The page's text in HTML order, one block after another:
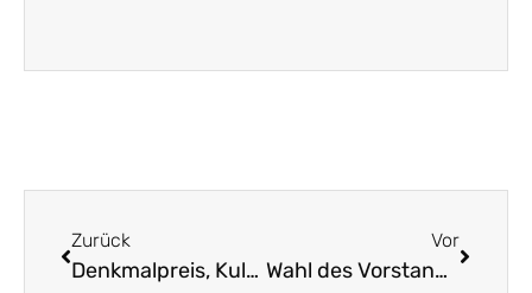
Zurück
Denkmalpreis, Kulturpreis, Wettbewerb: Preisträger des Bezirks Niederbayern stehen fest
Vor
Wahl des Vorstandsvorsitzenden und seines Stellvertreters sowie des Vorstandes des Landesvereins durch den Beirat